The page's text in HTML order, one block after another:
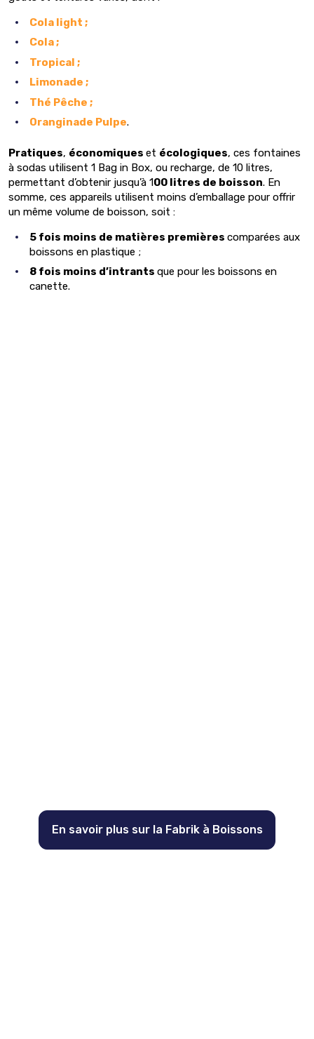
Cola light ;
Cola ;
Tropical ;
Limonade ;
Thé Pêche ;
Oranginade Pulpe.
Pratiques, économiques et écologiques, ces fontaines
à sodas utilisent 1 Bag in Box, ou recharge, de 10 litres,
permettant d’obtenir jusqu’à 100 litres de boisson. En
somme, ces appareils utilisent moins d’emballage pour offrir
un même volume de boisson, soit :
5 fois moins de matières premières comparées aux
boissons en plastique ;
8 fois moins d’intrants que pour les boissons en
canette.
En savoir plus sur la Fabrik à Boissons